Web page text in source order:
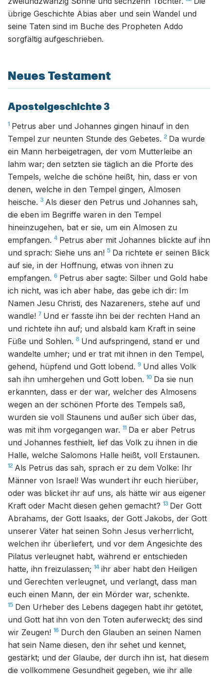
übrige Geschichte Abias aber und sein Wandel und
seine Taten sind im Buche des Propheten Addo
sorgfältig aufgeschrieben.
Neues Testament
Apostelgeschichte 3
1 Petrus aber und Johannes gingen hinauf in den
Tempel zur neunten Stunde des Gebetes. 2 Da wurde
ein Mann herbeigetragen, der vom Mutterleibe an
lahm war; den setzten sie täglich an die Pforte des
Tempels, welche die schöne heißt, hin, dass er von
denen, welche in den Tempel gingen, Almosen
heische. 3 Als dieser den Petrus und Johannes sah,
die eben im Begriffe waren in den Tempel
hineinzugehen, bat er sie, um ein Almosen zu
empfangen. 4 Petrus aber mit Johannes blickte auf ihn
und sprach: Siehe uns an! 5 Da richtete er seinen Blick
auf sie, in der Hoffnung, etwas von ihnen zu
empfangen. 6 Petrus aber sagte: Silber und Gold habe
ich nicht, was ich aber habe, das gebe ich dir: Im
Namen Jesu Christi, des Nazareners, stehe auf und
wandle! 7 Und er fasste ihn bei der rechten Hand an
und richtete ihn auf; und alsbald kam Kraft in seine
Füße und Sohlen. 8 Und aufspringend, stand er und
wandelte umher; und er trat mit ihnen in den Tempel,
gehend, hüpfend und Gott lobend. 9 Und alles Volk
sah ihn umhergehen und Gott loben. 10 Da sie nun
erkannten, dass er der war, welcher des Almosens
wegen an der schönen Pforte des Tempels saß,
wurden sie voll Staunens und außer sich über das,
was mit ihm vorgegangen war. 11 Da er aber Petrus
und Johannes festhielt, lief das Volk zu ihnen in die
Halle, welche Salomons Halle heißt, voll Erstaunen.
12 Als Petrus das sah, sprach er zu dem Volke: Ihr
Männer von Israel! Was wundert ihr euch hierüber,
oder was blicket ihr auf uns, als hätte wir aus eigener
Kraft oder Macht diesen gehen gemacht? 13 Der Gott
Abrahams, der Gott Isaaks, der Gott Jakobs, der Gott
unserer Väter hat seinen Sohn Jesus verherrlicht,
welchen ihr überliefert, und vor dem Angesichte des
Pilatus verleugnet habt, während er entschieden
hatte, ihn freizulassen; 14 ihr aber habt den Heiligen
und Gerechten verleugnet, und verlangt, dass man
euch einen Mann, der ein Mörder war, schenkte.
15 Den Urheber des Lebens dagegen habt ihr getötet,
und Gott hat ihn von den Toten auferweckt; des sind
wir Zeugen! 16 Durch den Glauben an seinen Namen
hat sein Name diesen, den ihr sehet und kennet,
gestärkt; und der Glaube, der durch ihn ist, hat diesem
die vollkommene Gesundheit gegeben, wie ihr alle